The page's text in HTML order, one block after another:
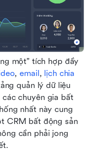
một” tích hợp đầy
, email, lịch chia
quản lý dữ liệu
chuyên gia bất
nhất này cung
CRM bất động sản
cần phải jong